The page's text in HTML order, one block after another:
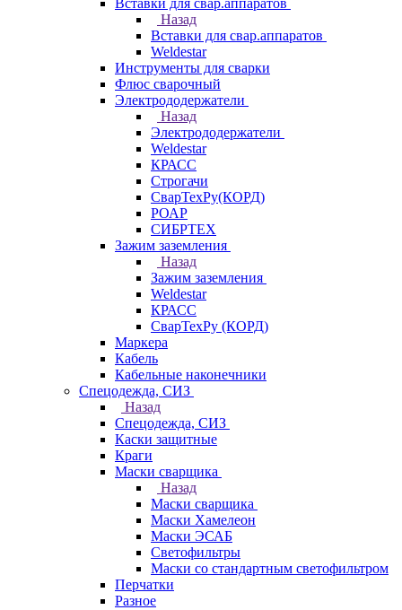
Вставки для свар.аппаратов
Назад
Вставки для свар.аппаратов
Weldestar
Инструменты для сварки
Флюс сварочный
Электрододержатели
Назад
Электрододержатели
Weldestar
КРАСС
Строгачи
СварТехРу(КОРД)
РОАР
СИБРТЕХ
Зажим заземления
Назад
Зажим заземления
Weldestar
КРАСС
СварТехРу (КОРД)
Маркера
Кабель
Кабельные наконечники
Спецодежда, СИЗ
Назад
Спецодежда, СИЗ
Каски защитные
Краги
Маски сварщика
Назад
Маски сварщика
Маски Хамелеон
Маски ЭСАБ
Светофильтры
Маски со стандартным светофильтром
Перчатки
Разное